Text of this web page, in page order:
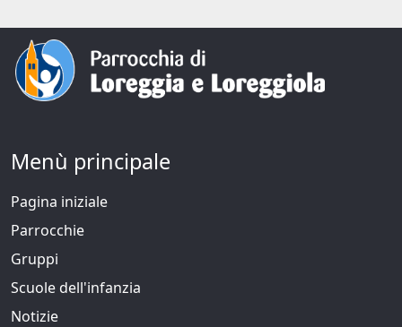
Menù principale
Pagina iniziale
Parrocchie
Gruppi
Scuole dell'infanzia
Notizie